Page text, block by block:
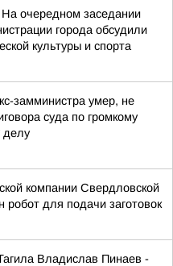
очередном заседании
города обсудили
культуры и спорта
замминистра умер, не
суда по громкому
делу
компании Свердловской
робот для подачи заготовок
Владислав Пинаев -